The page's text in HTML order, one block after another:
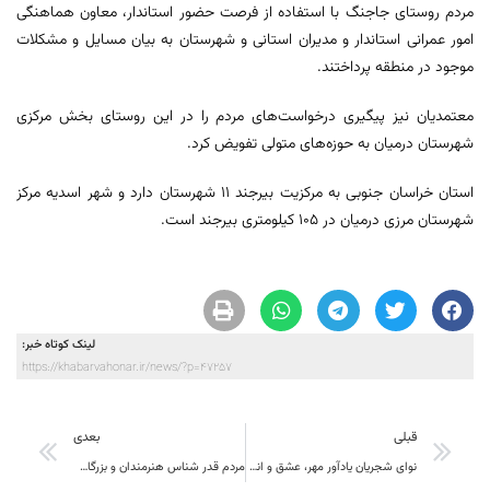
مردم روستای جاجنگ با استفاده از فرصت حضور استاندار، معاون هماهنگی
امور عمرانی استاندار و مدیران استانی و شهرستان به بیان مسایل و مشکلات
موجود در منطقه پرداختند.
معتمدیان نیز پیگیری درخواست‌های مردم را در این روستای بخش مرکزی
شهرستان درمیان به حوزه‌های متولی تفویض کرد.
استان خراسان جنوبی به مرکزیت بیرجند ۱۱ شهرستان دارد و شهر اسدیه مرکز
شهرستان مرزی درمیان در ۱۰۵ کیلومتری بیرجند است.
لینک کوتاه خبر:
https://khabarvahonar.ir/news/?p=47257
قبلی
نوای شجریان یادآور مهر، عشق و انسانیت است
بعدی
مردم قدر شناس هنرمندان و بزرگان فرهنگی خود هستند